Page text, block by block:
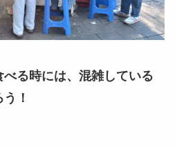
る時には、混雑している
！